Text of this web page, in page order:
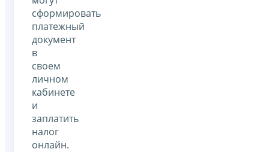
сформировать
платежный
документ
в
своем
личном
кабинете
и
заплатить
налог
онлайн.